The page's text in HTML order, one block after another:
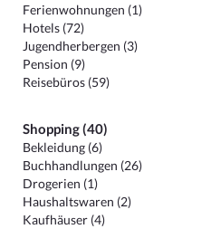
Ferienwohnungen (1)
Hotels (72)
Jugendherbergen (3)
Pension (9)
Reisebüros (59)
Shopping (40)
Bekleidung (6)
Buchhandlungen (26)
Drogerien (1)
Haushaltswaren (2)
Kaufhäuser (4)